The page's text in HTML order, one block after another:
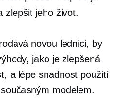
zlepšit jeho život.
novou lednici, by
jako je zlepšená
a lépesnadnost použití
modelem.